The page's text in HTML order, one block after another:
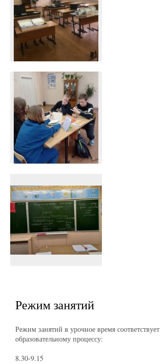
Режим занятий
Режим занятий в урочное время соответствует
образовательному процессу:
8.30-9.15